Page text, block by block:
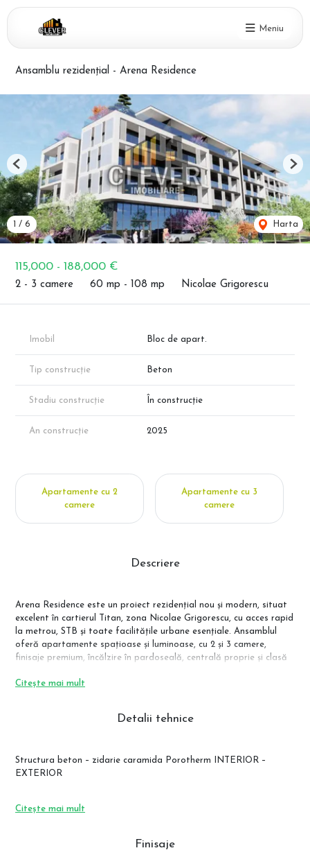
Meniu
Ansamblu rezidențial - Arena Residence
115,000 - 188,000 €
2 - 3 camere 60 mp - 108 mp Nicolae Grigorescu
1 / 6 Harta
Previous
Imobil Bloc de apart.
Tip construcție Beton
Stadiu construcție În construcție
An construcție 2025
Apartamente cu 2
camere
Apartamente cu 3
camere
Descriere
Arena Residence este un proiect rezidențial nou și modern, situat
excelent în cartierul Titan, zona Nicolae Grigorescu, cu acces rapid
la metrou, STB și toate facilitățile urbane esențiale. Ansamblul
oferă apartamente spațioase și luminoase, cu 2 și 3 camere,
finisaje premium, încălzire în pardoseală, centrală proprie și clasă
beton și zidărie Porotherm, spații verzi generoase și locuri de
la dezvoltator, cu 0% comision.
Citește mai mult
Detalii tehnice
Structura beton – zidarie caramida Porotherm INTERIOR –
EXTERIOR
Citește mai mult
Finisaje